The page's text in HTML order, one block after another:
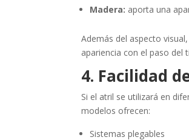
Madera: aporta una
Además del aspecto
apariencia con el paso del
4. Facilidad
Si el atril se utilizará en
modelos ofrecen:
Sistemas plegables